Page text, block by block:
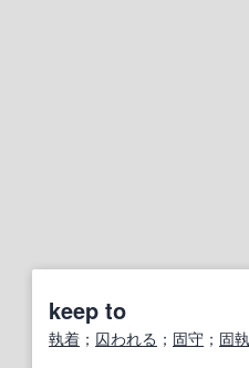
keep to
執着 ； 囚われる ； 固守 ； 固執